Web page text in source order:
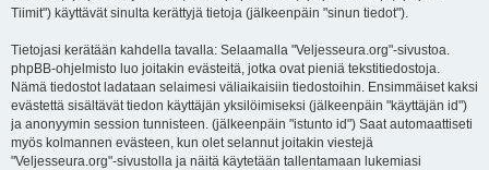
Tiimit") käyttävät sinulta kerättyjä tietoja (jälkeenpäin "sinun tiedot").
Tietojasi kerätään kahdella tavalla: Selaamalla "Veljesseura.org"-sivustoa.
phpBB-ohjelmisto luo joitakin evästeitä, jotka ovat pieniä tekstitiedostoja.
Nämä tiedostot ladataan selaimesi väliaikaisiin tiedostoihin. Ensimmäiset kaksi
evästettä sisältävät tiedon käyttäjän yksilöimiseksi (jälkeenpäin "käyttäjän id")
ja anonyymin session tunnisteen. (jälkeenpäin "istunto id") Saat automaattiseti
myös kolmannen evästeen, kun olet selannut joitakin viestejä
"Veljesseura.org"-sivustolla ja näitä käytetään tallentamaan lukemiasi